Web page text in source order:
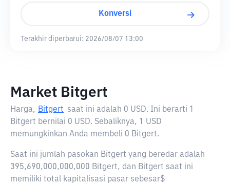
Konversi
Terakhir diperbarui: 2026/08/07 13:00
Market Bitgert
Harga, Bitgert saat ini adalah 0 USD. Ini berarti 1
Bitgert bernilai 0 USD. Sebaliknya, 1 USD
memungkinkan Anda membeli 0 Bitgert.
Saat ini jumlah pasokan Bitgert yang beredar adalah
395,690,000,000,000 Bitgert, dan Bitgert saat ini
memiliki total kapitalisasi pasar sebesar$